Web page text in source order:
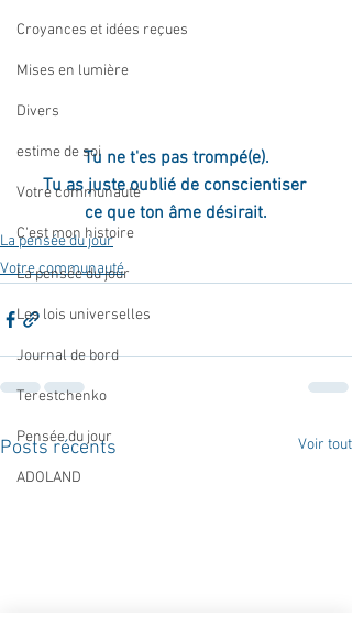
Croyances et idées reçues
Mises en lumière
Divers
estime de soi
Votre communauté
C'est mon histoire
La pensée du jour
Les lois universelles
Journal de bord
Terestchenko
Pensée du jour
ADOLAND
Tu ne t'es pas trompé(e).
Tu as juste oublié de conscientiser
ce que ton âme désirait.
La pensée du jour
Votre communauté
Posts récents Voir tout